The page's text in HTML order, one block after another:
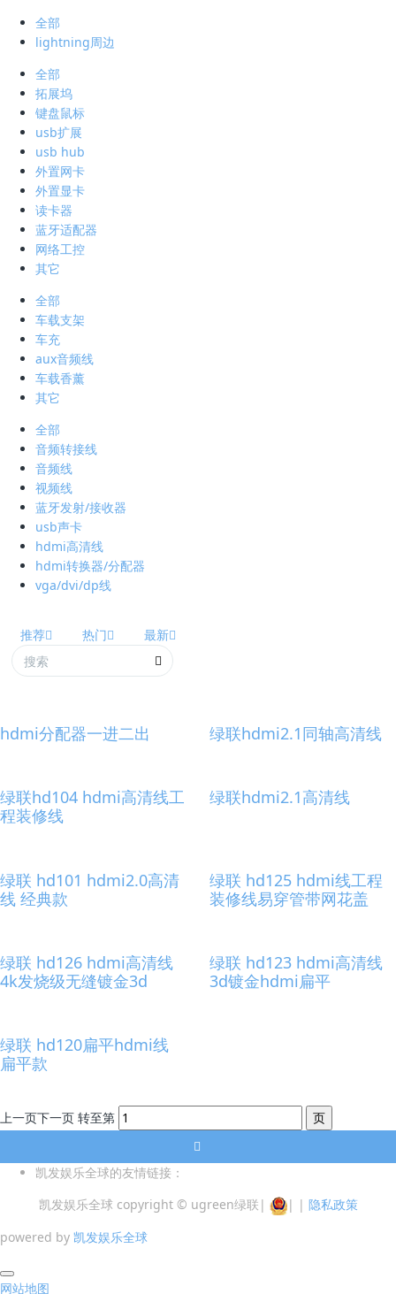
全部
lightning周边
全部
拓展坞
键盘鼠标
usb扩展
usb hub
外置网卡
外置显卡
读卡器
蓝牙适配器
网络工控
其它
全部
车载支架
车充
aux音频线
车载香薰
其它
全部
音频转接线
音频线
视频线
蓝牙发射/接收器
usb声卡
hdmi高清线
hdmi转换器/分配器
vga/dvi/dp线
推荐 热门 最新
hdmi分配器一进二出 绿联hdmi2.1同轴高清线
绿联hd104 hdmi高清线工
程装修线
绿联hdmi2.1高清线
绿联 hd101 hdmi2.0高清
线 经典款
绿联 hd125 hdmi线工程
装修线易穿管带网花盖
绿联 hd126 hdmi高清线
4k发烧级无缝镀金3d
绿联 hd123 hdmi高清线
3d镀金hdmi扁平
绿联 hd120扁平hdmi线
扁平款
上一页下一页 转至第
凯发娱乐全球的友情链接：
凯发娱乐全球 copyright © ugreen绿联 | | | 隐私政策
powered by 凯发娱乐全球
网站地图